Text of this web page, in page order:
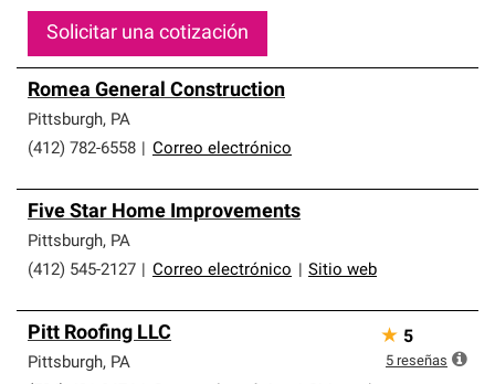
Solicitar una cotización
Romea General Construction
Pittsburgh, PA
(412) 782-6558
Correo electrónico
Five Star Home Improvements
Pittsburgh, PA
(412) 545-2127
Correo electrónico Sitio web
Pitt Roofing LLC
Pittsburgh, PA
★ 5
5 reseñas